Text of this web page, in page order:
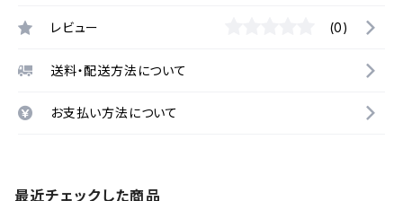
レビュー (0)
送料・配送方法について
お支払い方法について
最近チェックした商品